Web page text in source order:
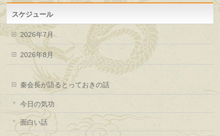
スケジュール
2026年7月
2026年8月
秦会長が語るとっておきの話
今日の気功
面白い話